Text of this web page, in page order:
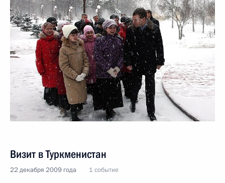
Визит в Туркменистан
22 декабря 2009 года 1 событие